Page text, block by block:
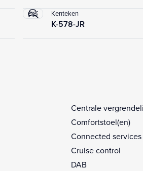
Kenteken
K-578-JR
Centrale
Comfortstoel(en)
Connected services
Cruise control
DAB